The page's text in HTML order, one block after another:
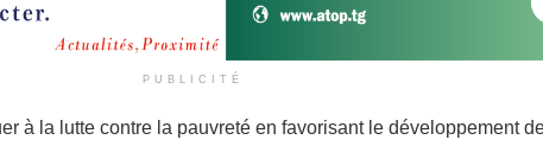
PUBLICITÉ
à la lutte contre la pauvreté en favorisant le développement